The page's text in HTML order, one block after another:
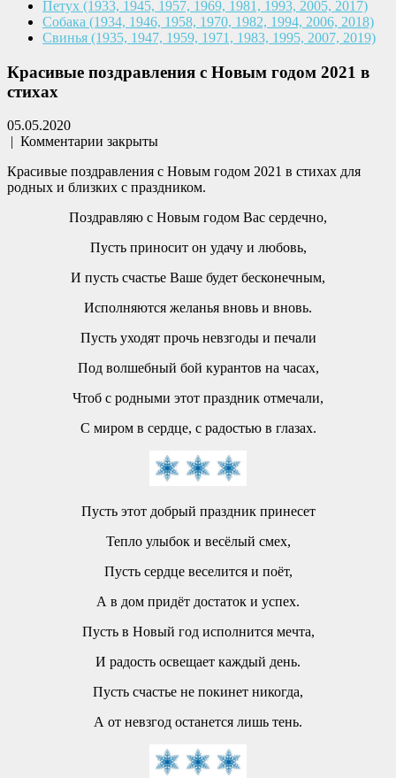
Петух (1933, 1945, 1957, 1969, 1981, 1993, 2005, 2017)
Собака (1934, 1946, 1958, 1970, 1982, 1994, 2006, 2018)
Свинья (1935, 1947, 1959, 1971, 1983, 1995, 2007, 2019)
Красивые поздравления с Новым годом 2021 в
стихах
05.05.2020
| Комментарии закрыты
Красивые поздравления с Новым годом 2021 в стихах для
родных и близких с праздником.
Поздравляю с Новым годом Вас сердечно,
Пусть приносит он удачу и любовь,
И пусть счастье Ваше будет бесконечным,
Исполняются желанья вновь и вновь.
Пусть уходят прочь невзгоды и печали
Под волшебный бой курантов на часах,
Чтоб с родными этот праздник отмечали,
С миром в сердце, с радостью в глазах.
Пусть этот добрый праздник принесет
Тепло улыбок и весёлый смех,
Пусть сердце веселится и поёт,
А в дом придёт достаток и успех.
Пусть в Новый год исполнится мечта,
И радость освещает каждый день.
Пусть счастье не покинет никогда,
А от невзгод останется лишь тень.